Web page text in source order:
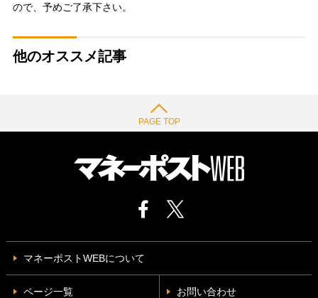
ので、予めご了承下さい。
他のオススメ記事
PAGE TOP
マネーポストWEBについて
ページ一覧 お問い合わせ